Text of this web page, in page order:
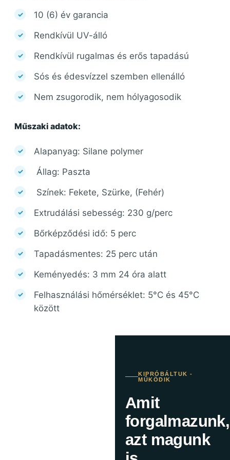
10 (6) év garancia
Rendkívül UV-álló
Rendkívül rugalmas és erős tapadású
Sós és édesvízzel szemben ellenálló
Nem zsugorodik, nem hólyagosodik
Műszaki adatok:
Alapanyag: Silane polymer
Állag: Paszta
Színek: Fekete, Szürke, (Fehér)
Extrudálási sebesség: 230 g/perc
Bőrképződési idő: 5 perc
Tapadásmentes: 25 perc után
Keményedés: 3 mm 24 óra alatt
Felhasználási hőmérséklet: 5°C és 45°C
között
KIPRÓBÁLTUK -
MŰKÖDIK
Amit
forgalmazunk,
azt magunk